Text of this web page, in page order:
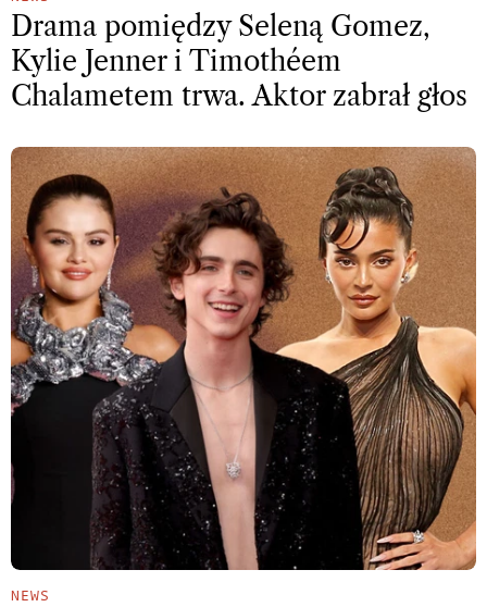
Drama pomiędzy Seleną Gomez,
Kylie Jenner i Timothéem
Chalametem trwa. Aktor zabrał głos
NEWS